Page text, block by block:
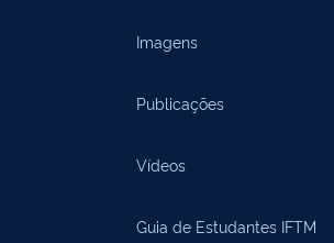
Imagens
Publicações
Vídeos
Guia de Estudantes IFTM